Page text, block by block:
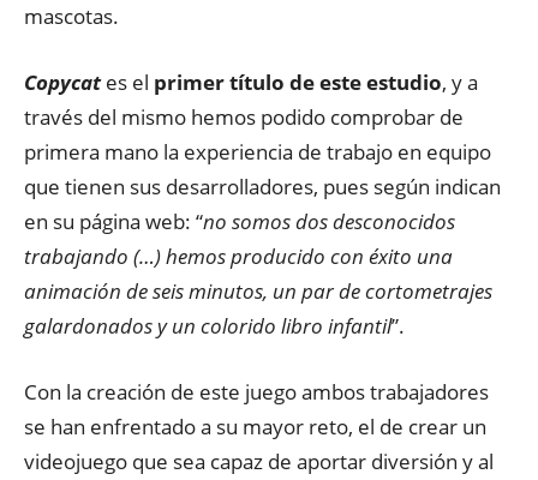
mascotas.
Copycat es el primer título de este estudio, y a
través del mismo hemos podido comprobar de
primera mano la experiencia de trabajo en equipo
que tienen sus desarrolladores, pues según indican
en su página web: “no somos dos desconocidos
trabajando (…) hemos producido con éxito una
animación de seis minutos, un par de cortometrajes
galardonados y un colorido libro infantil”.
Con la creación de este juego ambos trabajadores
se han enfrentado a su mayor reto, el de crear un
videojuego que sea capaz de aportar diversión y al